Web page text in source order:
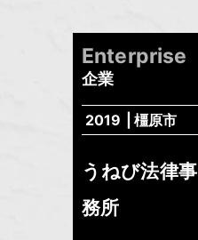
Enterprise
企業
2019 橿原市
うねび法律事
務所